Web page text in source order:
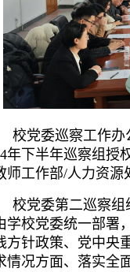
校党委巡察工作
年下半年巡察组授
师工作部/人力资源
校党委第二巡察
学校党委统一部署
方针政策、党中央
情况方面、落实全